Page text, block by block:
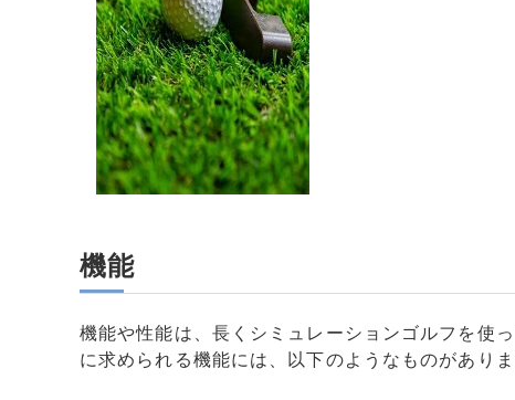
機能
機能や性能は、長くシミュレーションゴルフを使
に求められる機能には、以下のようなものがありま